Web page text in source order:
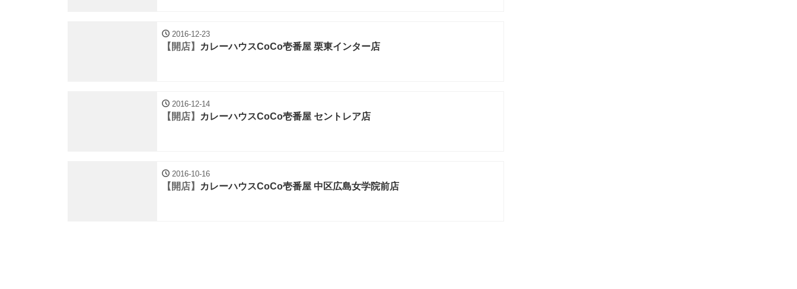
2016-12-23
【開店】 カレーハウスCoCo壱番屋 栗東インター店
2016-12-14
【開店】 カレーハウスCoCo壱番屋 セントレア店
2016-10-16
【開店】 カレーハウスCoCo壱番屋 中区広島女学院前店